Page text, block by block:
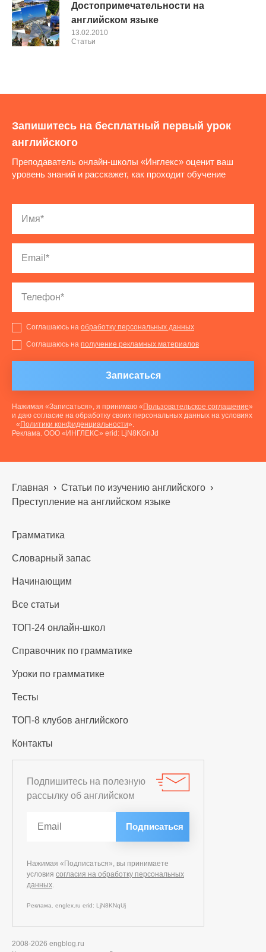
Достопримечательности на
английском языке
13.02.2010
Cтатьи
Запишитесь на бесплатный первый урок
английского
Преподаватель онлайн-школы «Инглекс» оценит ваш
уровень знаний и расскажет, как проходит обучение
Соглашаюсь на обработку персональных данных
Соглашаюсь на получение рекламных материалов
Записаться
Нажимая «Записаться», я принимаю « Пользовательское соглашение»
и даю согласие на обработку своих персональных данных на условиях
« Политики конфиденциальности».
Реклама. ООО «ИНГЛЕКС» erid: LjN8KGnJd
Главная › Статьи по изучению английского ›
Преступление на английском языке
Грамматика
Словарный запас
Начинающим
Все статьи
ТОП-24 онлайн-школ
Справочник по грамматике
Уроки по грамматике
Тесты
ТОП-8 клубов английского
Контакты
Подпишитесь на полезную
рассылку об английском
Нажимая «Подписаться», вы принимаете
условия согласия на обработку персональных
данных.
Реклама. englex.ru erid: LjN8KNqUj
2008-2026 engblog.ru